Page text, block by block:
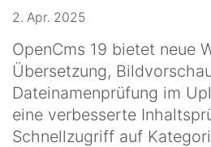
2. Apr. 2025
OpenCms 19 bietet neue
Übersetzung,
Dateinamenprüfung im
eine verbesserte
Schnellzugriff auf